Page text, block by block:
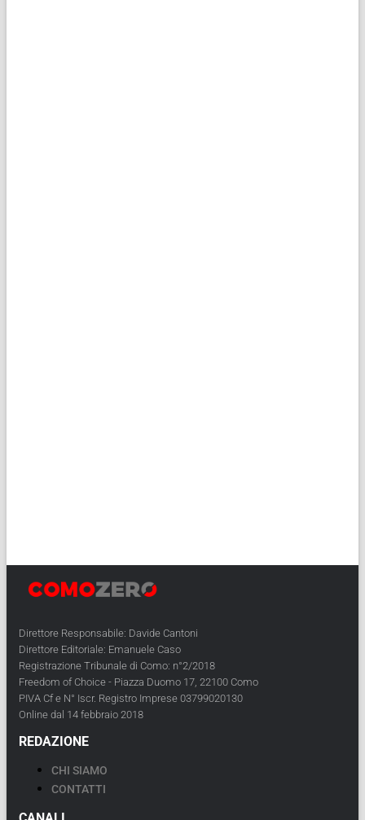
Direttore Responsabile: Davide Cantoni
Direttore Editoriale: Emanuele Caso
Registrazione Tribunale di Como: n°2/2018
Freedom of Choice - Piazza Duomo 17, 22100 Como
PIVA Cf e N° Iscr. Registro Imprese 03799020130
Online dal 14 febbraio 2018
REDAZIONE
CHI SIAMO
CONTATTI